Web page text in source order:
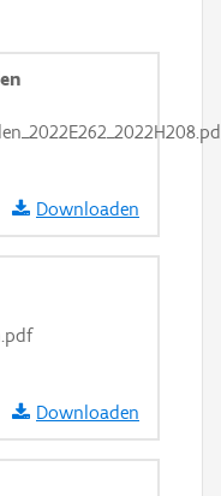
Downloaden
Downloaden